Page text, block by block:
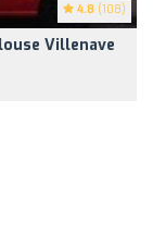
4.8 (108)
Villenave